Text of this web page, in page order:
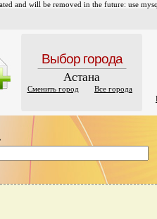
and will be removed in the future: use
Выбор города
Астана
Сменить город
Все города